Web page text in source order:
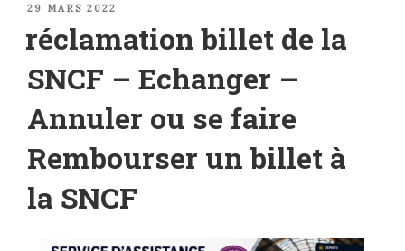
PUBLIÉ
29 MARS 2022
réclamation billet de la
SNCF – Echanger –
Annuler ou se faire
Rembourser un billet à
la SNCF